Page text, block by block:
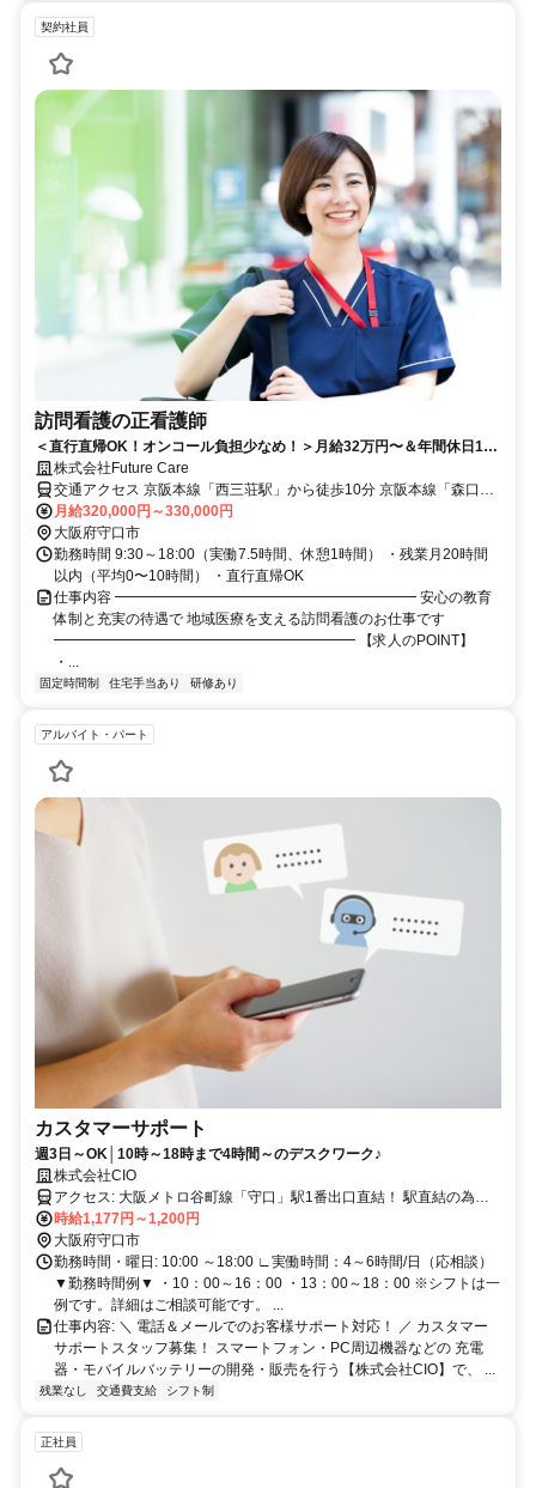
契約社員
訪問看護の正看護師
＜直行直帰OK！オンコール負担少なめ！＞月給32万円〜＆年間休日120
日以上
株式会社Future Care
交通アクセス 京阪本線「西三荘駅」から徒歩10分 京阪本線「森口市
駅」から徒歩13分
月給320,000円～330,000円
大阪府守口市
勤務時間 9:30～18:00（実働7.5時間、休憩1時間） ・残業月20時間
以内（平均0〜10時間） ・直行直帰OK
仕事内容 ━━━━━━━━━━━━━━━━━━━━━ 安心の教育
体制と充実の待遇で 地域医療を支える訪問看護のお仕事です
━━━━━━━━━━━━━━━━━━━━━ 【求人のPOINT】
・...
固定時間制 住宅手当あり 研修あり
アルバイト・パート
カスタマーサポート
週3日～OK│10時～18時まで4時間～のデスクワーク♪
株式会社CIO
アクセス: 大阪メトロ谷町線「守口」駅1番出口直結！ 駅直結の為通
勤ラクラク！ 近隣の門真市や寝屋川市、 中には枚方市や大阪市都島
区/旭区から出勤しているスタッフも在籍中です。
時給1,177円～1,200円
大阪府守口市
勤務時間・曜日: 10:00 ～18:00 ∟実働時間：4～6時間/日（応相談）
▼勤務時間例▼ ・10：00～16：00 ・13：00～18：00 ※シフトは一
例です。詳細はご相談可能です。 ...
仕事内容: ＼ 電話＆メールでのお客様サポート対応！ ／ カスタマー
サポートスタッフ募集！ スマートフォン・PC周辺機器などの 充電
器・モバイルバッテリーの開発・販売を行う【株式会社CIO】で、 ...
残業なし 交通費支給 シフト制
正社員